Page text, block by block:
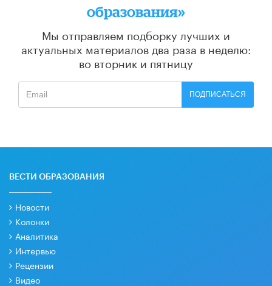
образования»
Мы отправляем подборку лучших и
актуальных материалов два раза в неделю:
во вторник и пятницу
ПОДПИСАТЬСЯ
ВЕСТИ ОБРАЗОВАНИЯ
Новости
Колонки
Аналитика
Интервью
Рецензии
Видео